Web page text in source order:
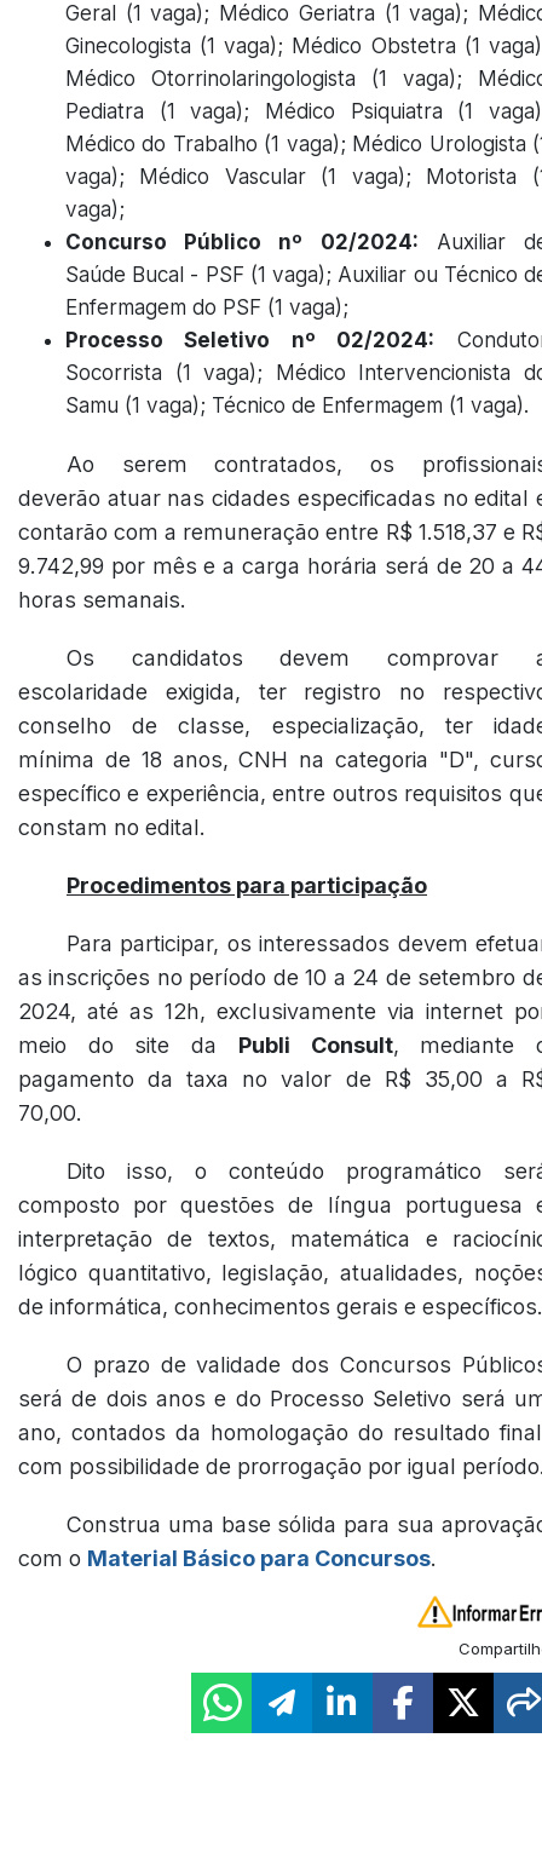
Geral (1 vaga); Médico Geriatra (1 vaga);
Ginecologista (1 vaga); Médico Obstetra (1
Médico Otorrinolaringologista (1 vaga);
Pediatra (1 vaga); Médico Psiquiatra (1
Médico do Trabalho (1 vaga); Médico Urologista
vaga); Médico Vascular (1 vaga); Motorista
vaga);
Concurso Público nº 02/2024: Auxiliar
Saúde Bucal - PSF (1 vaga); Auxiliar ou Técnico
Enfermagem do PSF (1 vaga);
Processo Seletivo nº 02/2024:
Socorrista (1 vaga); Médico Intervencionista
Samu (1 vaga); Técnico de Enfermagem (1 vaga).
Ao serem contratados, os
deverão atuar nas cidades especificadas no edital
contarão com a remuneração entre R$ 1.518,37 e
9.742,99 por mês e a carga horária será de 20 a
horas semanais.
Os candidatos devem comprovar
escolaridade exigida, ter registro no
conselho de classe, especialização, ter
mínima de 18 anos, CNH na categoria "D",
específico e experiência, entre outros requisitos
constam no edital.
Procedimentos para participação
Para participar, os interessados devem
as inscrições no período de 10 a 24 de setembro
2024, até as 12h, exclusivamente via internet
meio do site da Publi Consult, mediante
pagamento da taxa no valor de R$ 35,00 a
70,00.
Dito isso, o conteúdo programático
composto por questões de língua portuguesa
interpretação de textos, matemática e
lógico quantitativo, legislação, atualidades,
de informática, conhecimentos gerais e específicos.
O prazo de validade dos Concursos
será de dois anos e do Processo Seletivo será
ano, contados da homologação do resultado
com possibilidade de prorrogação por igual
Construa uma base sólida para sua
com o Material Básico para Concursos.